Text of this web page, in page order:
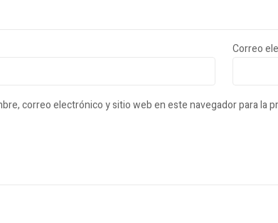
Correo
correo electrónico y sitio web en este navegador para la